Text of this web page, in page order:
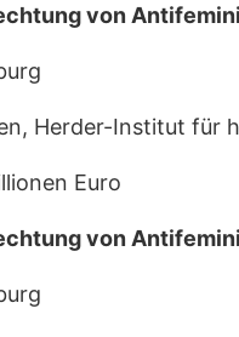
von
Herder-Institut für
Euro
von